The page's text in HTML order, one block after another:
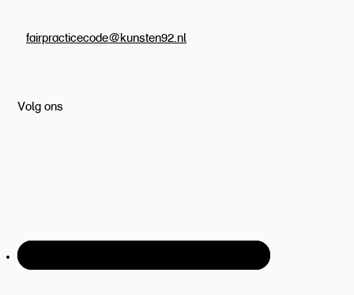
fairpracticecode@kunsten92.nl
Volg ons